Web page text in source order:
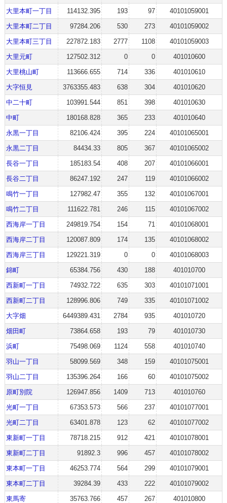
大里本町一丁目
114132.395 193 97
40101059001
大里本町二丁目
97284.206 530 273
40101059002
大里本町三丁目
227872.183 2777 1108
40101059003
大里元町
127502.312 0 0
401010600
大里桃山町
113666.655 714 336
401010610
大字恒見
3763355.483 638 304
401010620
中二十町
103991.544 851 398
401010630
中町
180168.828 365 233
401010640
永黒一丁目
82106.424 395 224
40101065001
永黒二丁目
84434.33 805 367
40101065002
長谷一丁目
185183.54 408 207
40101066001
長谷二丁目
86247.192 247 119
40101066002
鳴竹一丁目
127982.47 355 132
40101067001
鳴竹二丁目
111622.781 246 115
40101067002
西海岸一丁目
249819.754 154 71
40101068001
西海岸二丁目
120087.809 174 135
40101068002
西海岸三丁目
129221.319 0 0
40101068003
錦町
65384.756 430 188
401010700
西新町一丁目
74932.722 635 303
40101071001
西新町二丁目
128996.806 749 335
40101071002
大字畑
6449389.431 2784 935
401010720
畑田町
73864.658 193 79
401010730
浜町
75498.069 1124 558
401010740
羽山一丁目
58099.569 348 159
40101075001
羽山二丁目
135396.264 166 60
40101075002
原町別院
126947.856 1409 713
401010760
光町一丁目
67353.573 566 237
40101077001
光町二丁目
63401.878 123 62
40101077002
東新町一丁目
78718.215 912 421
40101078001
東新町二丁目
91892.3 996 457
40101078002
東本町一丁目
46253.774 564 299
40101079001
東本町二丁目
39284.39 433 222
40101079002
東馬寄
35763.766 457 267
401010800